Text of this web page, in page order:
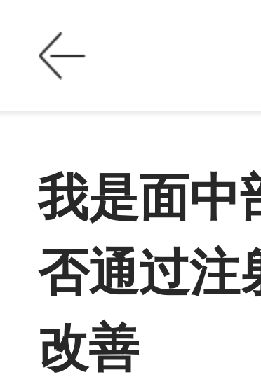
我是面中
否通过注
改善